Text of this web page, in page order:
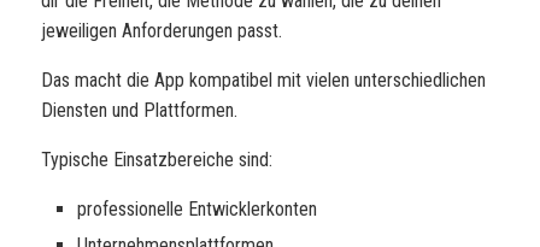
jeweiligen Anforderungen passt.
Das macht die App kompatibel mit vielen unterschiedlichen
Diensten und Plattformen.
Typische Einsatzbereiche sind:
professionelle Entwicklerkonten